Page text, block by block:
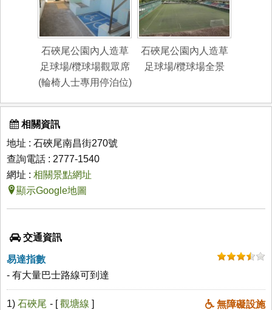
石硤尾公園內人造草
足球場/欖球場觀眾席
(輪椅人士專用停泊位)
石硤尾公園內人造草
足球場/欖球場全景
相關資訊
地址 : 石硤尾南昌街270號
查詢電話 : 2777-1540
網址 : 相關景點網址
顯示Google地圖
交通資訊
易達指數
- 有大量巴士路線可到達
1) 石硤尾 無障礙設施
- [觀塘線 ]